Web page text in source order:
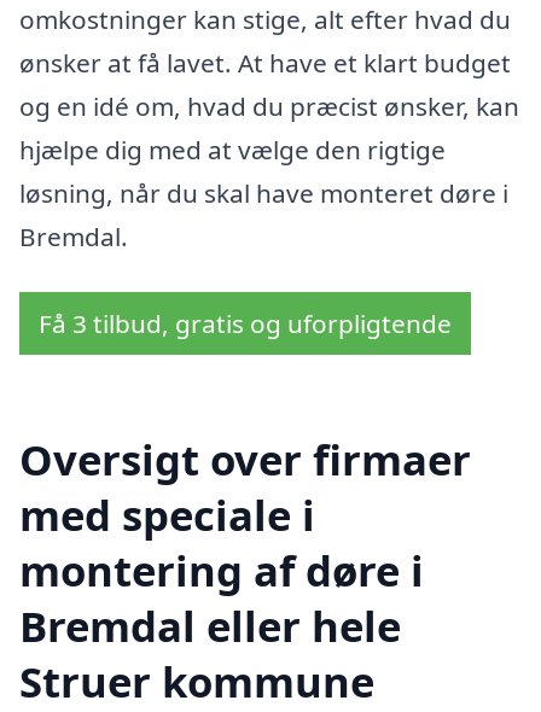
omkostninger kan stige, alt efter hvad du
ønsker at få lavet. At have et klart budget
og en idé om, hvad du præcist ønsker, kan
hjælpe dig med at vælge den rigtige
løsning, når du skal have monteret døre i
Bremdal.
Få 3 tilbud, gratis og uforpligtende
Oversigt over firmaer
med speciale i
montering af døre i
Bremdal eller hele
Struer kommune